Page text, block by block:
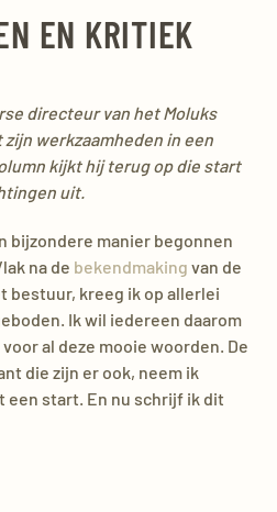
EN KRITIEK
directeur van het Moluks
werkzaamheden in een
kijkt hij terug op die start
uit.
bijzondere manier begonnen
na de bekendmaking van de
kreeg ik op allerlei
Ik wil iedereen daarom
al deze mooie woorden. De
die zijn er ook, neem ik
een start. En nu schrijf ik dit